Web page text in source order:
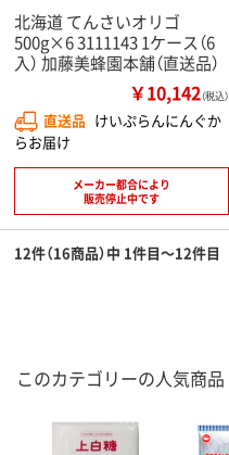
北海道 てんさいオリゴ
500g×6 3111143 1ケース（6
入） 加藤美蜂園本舗（直送品）
￥10,142（税込）
直送品 けいぷらんにんぐか
らお届け
メーカー都合により
販売停止中です
12件（16商品）中 1件目～12件目
このカテゴリーの人気商品